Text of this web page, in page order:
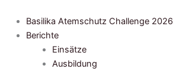
Inhalt
springen
Basilika Atemschutz Challenge 2026
Berichte
Einsätze
Ausbildung